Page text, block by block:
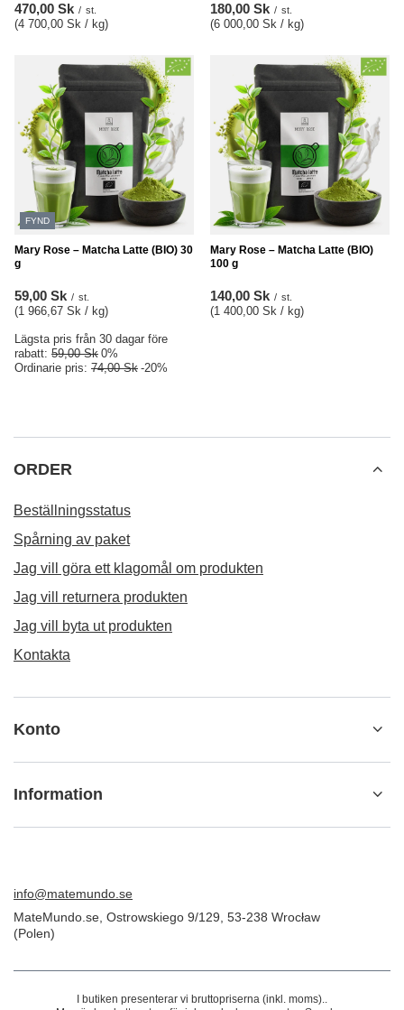
470,00 Sk / st.
(4 700,00 Sk / kg)
180,00 Sk / st.
(6 000,00 Sk / kg)
FYND
Mary Rose – Matcha Latte (BIO) 30
g
59,00 Sk / st.
(1 966,67 Sk / kg)
Lägsta pris från 30 dagar före
rabatt: 59,00 Sk 0%
Ordinarie pris: 74,00 Sk -20%
Mary Rose – Matcha Latte (BIO)
100 g
140,00 Sk / st.
(1 400,00 Sk / kg)
ORDER
Beställningsstatus
Spårning av paket
Jag vill göra ett klagomål om produkten
Jag vill returnera produkten
Jag vill byta ut produkten
Kontakta
Konto
Information
info@matemundo.se
MateMundo.se Ostrowskiego 9/129 53-238 Wrocław
(Polen)
I butiken presenterar vi bruttopriserna (inkl. moms)..